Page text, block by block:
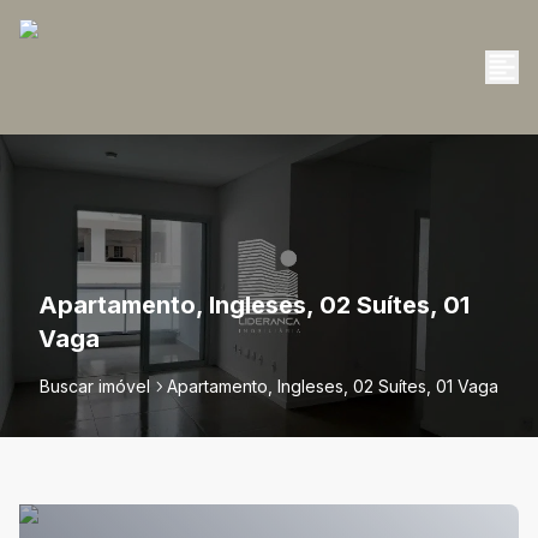
Apartamento, Ingleses, 02 Suítes, 01
Vaga
Buscar imóvel Apartamento, Ingleses, 02 Suítes, 01 Vaga